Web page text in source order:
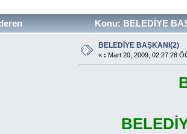
Konu: BELEDİYE
BELEDİYE BAŞKANI(2)
« : Mart 20, 2009, 02:27:28